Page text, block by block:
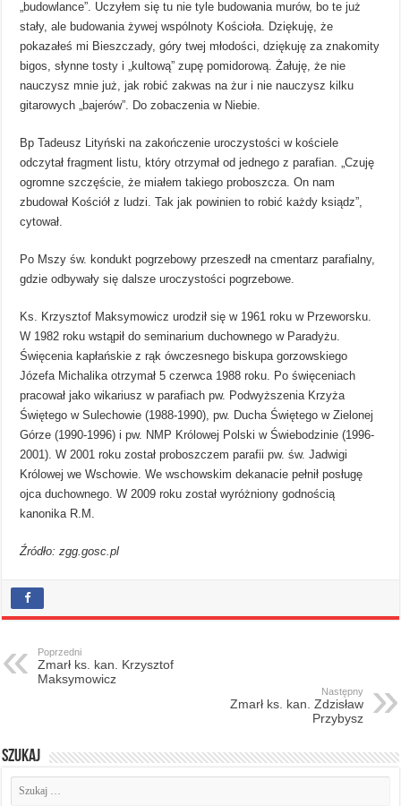
„budowlance”. Uczyłem się tu nie tyle budowania murów, bo te już
stały, ale budowania żywej wspólnoty Kościoła. Dziękuję, że
pokazałeś mi Bieszczady, góry twej młodości, dziękuję za znakomity
bigos, słynne tosty i „kultową” zupę pomidorową. Żałuję, że nie
nauczysz mnie już, jak robić zakwas na żur i nie nauczysz kilku
gitarowych „bajerów”. Do zobaczenia w Niebie.
Bp Tadeusz Lityński na zakończenie uroczystości w kościele
odczytał fragment listu, który otrzymał od jednego z parafian. „Czuję
ogromne szczęście, że miałem takiego proboszcza. On nam
zbudował Kościół z ludzi. Tak jak powinien to robić każdy ksiądz”,
cytował.
Po Mszy św. kondukt pogrzebowy przeszedł na cmentarz parafialny,
gdzie odbywały się dalsze uroczystości pogrzebowe.
Ks. Krzysztof Maksymowicz urodził się w 1961 roku w Przeworsku.
W 1982 roku wstąpił do seminarium duchownego w Paradyżu.
Święcenia kapłańskie z rąk ówczesnego biskupa gorzowskiego
Józefa Michalika otrzymał 5 czerwca 1988 roku. Po święceniach
pracował jako wikariusz w parafiach pw. Podwyższenia Krzyża
Świętego w Sulechowie (1988-1990), pw. Ducha Świętego w Zielonej
Górze (1990-1996) i pw. NMP Królowej Polski w Świebodzinie (1996-
2001). W 2001 roku został proboszczem parafii pw. św. Jadwigi
Królowej we Wschowie. We wschowskim dekanacie pełnił posługę
ojca duchownego. W 2009 roku został wyróżniony godnością
kanonika R.M.
Źródło: zgg.gosc.pl
Poprzedni
Zmarł ks. kan. Krzysztof
Maksymowicz
Następny
Zmarł ks. kan. Zdzisław
Przybysz
Szukaj